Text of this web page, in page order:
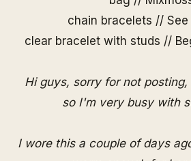
chain bracelets //
clear bracelet with studs //
Hi guys, sorry for not
so I'm very busy with
I wore this a couple of days